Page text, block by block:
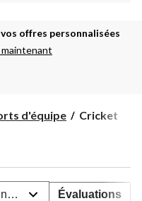
offres personnalisées
d'équipe Cricket
Cricket
Évaluations